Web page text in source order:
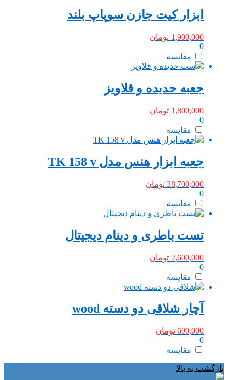
ابزار کیت جازن سوپاپ بلند
1,900,000 تومان
0
مقایسه
جعبه حدیده و قلاویز
1,800,000 تومان
0
مقایسه
جعبه ابزار هنس مدل TK 158 v
38,700,000 تومان
0
مقایسه
تست باطری و دینام دیجیتال
2,600,000 تومان
0
مقایسه
آچار شلاقی دو دسته wood
690,000 تومان
0
مقایسه
بازگشت به بالا